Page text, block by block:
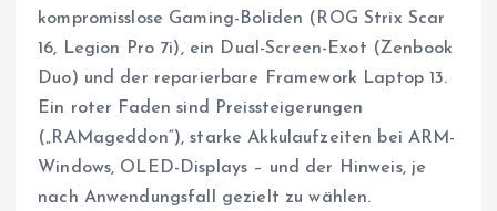
kompromisslose Gaming-Boliden (ROG Strix Scar
16, Legion Pro 7i), ein Dual-Screen-Exot (Zenbook
Duo) und der reparierbare Framework Laptop 13.
Ein roter Faden sind Preissteigerungen
(„RAMageddon“), starke Akkulaufzeiten bei ARM-
Windows, OLED-Displays – und der Hinweis, je
nach Anwendungsfall gezielt zu wählen.